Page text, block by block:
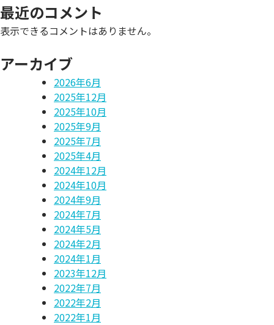
最近のコメント
表示できるコメントはありません。
アーカイブ
2026年6月
2025年12月
2025年10月
2025年9月
2025年7月
2025年4月
2024年12月
2024年10月
2024年9月
2024年7月
2024年5月
2024年2月
2024年1月
2023年12月
2022年7月
2022年2月
2022年1月